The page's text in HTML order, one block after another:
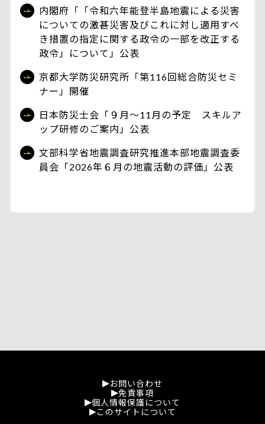
内閣府「「令和六年能登半島地震による災害
についての激甚災害及びこれに対し適用すべ
き措置の指定に関する政令の一部を改正する
政令」について」公表
京都大学防災研究所「第116回総合防災セミ
ナー」開催
日本防災士会「９月～11月の予定 スキルア
ップ研修のご案内」公表
文部科学省地震調査研究推進本部地震調査委
員会「2026年６月の地震活動の評価」公表
お問い合わせ
免責事項
個人情報保護について
このサイトについて